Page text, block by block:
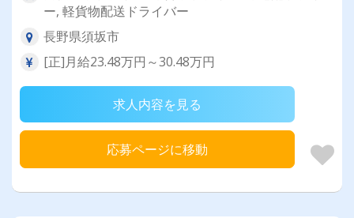
ー, 軽貨物配送ドライバー
長野県須坂市
[正]月給23.48万円～30.48万円
求人内容を見る
応募ページに移動